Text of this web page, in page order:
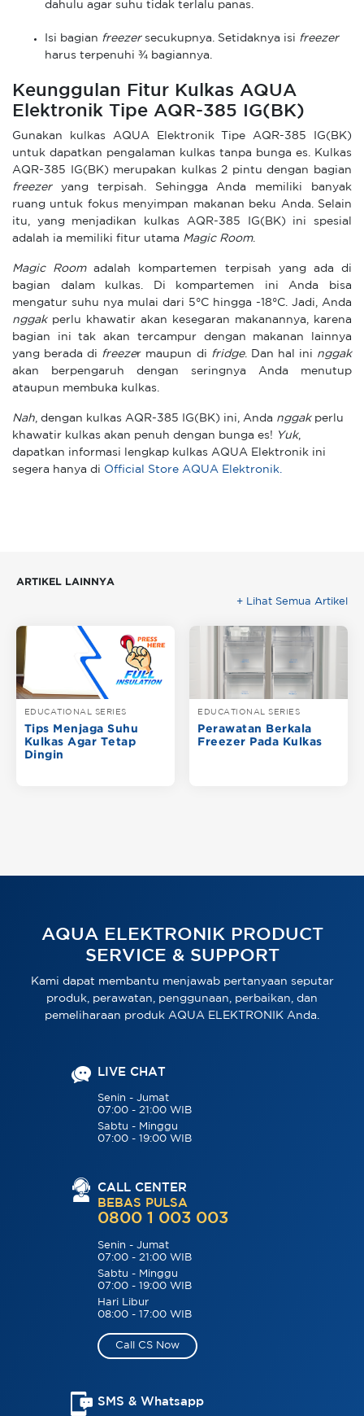
dahulu agar suhu tidak terlalu panas.
Isi bagian freezersecukupnya. Setidaknya isi freezer
harus terpenuhi ¾ bagiannya.
Keunggulan Fitur Kulkas AQUA
Elektronik Tipe AQR-385 IG(BK)
Gunakan kulkas AQUA Elektronik Tipe AQR-385 IG(BK)
untuk dapatkan pengalaman kulkas tanpa bunga es. Kulkas
AQR-385 IG(BK) merupakan kulkas 2 pintu dengan bagian
freezeryang terpisah. Sehingga Anda memiliki banyak
ruang untuk fokus menyimpan makanan beku Anda. Selain
itu, yang menjadikan kulkas AQR-385 IG(BK) ini spesial
adalah ia memiliki fitur utama Magic Room.
Magic Roomadalah kompartemen terpisah yang ada di
bagian dalam kulkas. Di kompartemen ini Anda bisa
mengatur suhu nya mulai dari 5°C hingga -18°C. Jadi, Anda
nggakperlu khawatir akan kesegaran makanannya, karena
bagian ini tak akan tercampur dengan makanan lainnya
yang berada di
freezer maupun di fridge. Dan hal ini nggak
akan berpengaruh dengan seringnya Anda menutup
ataupun membuka kulkas.
Nah , dengan kulkas AQR-385 IG(BK) ini, Anda nggakperlu
khawatir kulkas akan penuh dengan bunga es!
Yuk,
dapatkan informasi lengkap kulkas AQUA Elektronik ini
segera hanya di Official Store AQUA Elektronik.
ARTIKEL LAINNYA
+ Lihat Semua Artikel
EDUCATIONAL SERIES
Tips Menjaga Suhu
Kulkas Agar Tetap
Dingin
EDUCATIONAL SERIES
Perawatan Berkala
Freezer Pada Kulkas
AQUA ELEKTRONIK PRODUCT
SERVICE & SUPPORT
Kami dapat membantu menjawab pertanyaan seputar
produk, perawatan, penggunaan, perbaikan, dan
pemeliharaan produk AQUA ELEKTRONIK Anda.
LIVE CHAT
Senin - Jumat
07:00 - 21:00 WIB
Sabtu - Minggu
07:00 - 19:00 WIB
CALL CENTER
BEBAS PULSA
0800 1 003 003
Senin - Jumat
07:00 - 21:00 WIB
Sabtu - Minggu
07:00 - 19:00 WIB
Hari Libur
08:00 - 17:00 WIB
Call CS Now
SMS & Whatsapp